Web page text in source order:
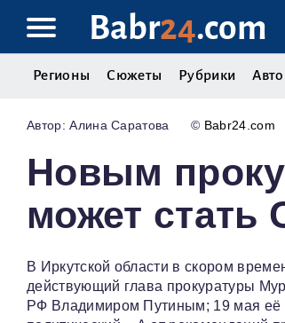
Babr24.com
Регионы Сюжеты Рубрики
Алина Саратова © Babr24.com
Новым
может стать
В Иркутской области в скором
действующий глава прокуратуры
РФ Владимиром Путиным; 19 мая её